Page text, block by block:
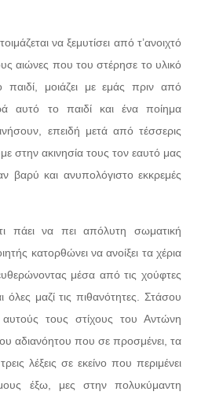
να ξεμυτίσει από τ’ανοιχτό
αιώνες που του στέρησε το υλικό
παιδί, μοιάζει με εμάς πριν από
αυτό το παιδί και ένα ποίημα
επειδή μετά από τέσσερις
στην ακινησία τους τον εαυτό μας
βαρύ και ανυπολόγιστο εκκρεμές
πάει να πει απόλυτη σωματική
κατορθώνει να ανοίξει τα χέρια
μέσα από τις χούφτες
μαζί τις πιθανότητες. Στάσου
τους στίχους του Αντώνη
αδιανόητου που σε προσμένει, τα
λέξεις σε εκείνο που περιμένει
έξω, μες στην πολυκύμαντη